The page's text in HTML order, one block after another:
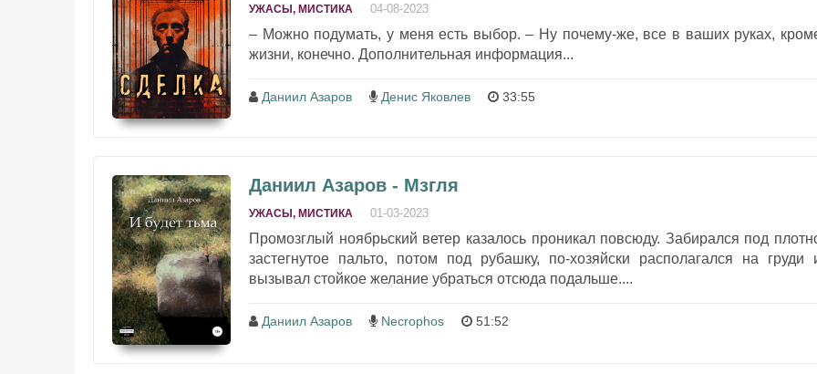
УЖАСЫ, МИСТИКА 04-08-2023
– Можно подумать, у меня есть выбор. – Ну почему-же, все в ваших руках,
жизни, конечно. Дополнительная информация...
Даниил Азаров Денис Яковлев 33:55
Даниил Азаров - Мзгля
УЖАСЫ, МИСТИКА 01-03-2023
Промозглый ноябрьский ветер казалось проникал повсюду. Забирался под
застегнутое пальто, потом под рубашку, по-хозяйски располагался на груди
вызывал стойкое желание убраться отсюда подальше....
Даниил Азаров Necrophos 51:52